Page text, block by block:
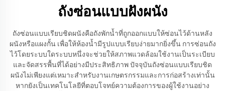
ถังซ่อนแบบฝังผนัง
ถังซ่อนแบบเรียบชิดผนังคือถังพักน้ำที่ถูกออกแบบให้ซ่อนไว้ด้านหลัง
ผนังหรือแผงกั้น เพื่อให้ห้องน้ำมีรูปแบบเรียบง่ายมากยิ่งขึ้น การซ่อนถัง
ไว้โดยระบบใดระบบหนึ่งจะช่วยให้สภาพแวดล้อมใช้งานเป็นระเบียบ
และจัดสรรพื้นที่ได้อย่างมีประสิทธิภาพ ปัจจุบันถังซ่อนแบบเรียบชิด
ผนังไม่เพียงแต่เหมาะสำหรับงานเกษตรกรรมและการก่อสร้างเท่านั้น
หากยังเป็นเทคโนโลยีที่ตอบโจทย์ความต้องการของผู้ใช้งานอย่าง